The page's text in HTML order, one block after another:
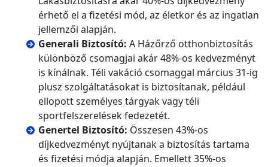
érhető el a fizetési mód, az életkor és az ingatlan
jellemzői alapján.
Generali Biztosító: A Házőrző otthonbiztosítás
különböző csomagjai akár 48%-os kedvezményt
is kínálnak. Téli vakáció csomaggal március 31-ig
plusz szolgáltatásokat is biztosítanak, például
ellopott személyes tárgyak vagy téli
sportfelszerelések fedezetét.
Genertel Biztosító: Összesen 43%-os
díjkedvezményt nyújtanak a biztosítás tartama
és fizetési módja alapján. Emellett 35%-os